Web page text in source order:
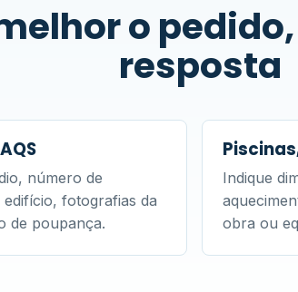
o
resposta
número de
fotografias da
de poupança.
Indique
obra ou